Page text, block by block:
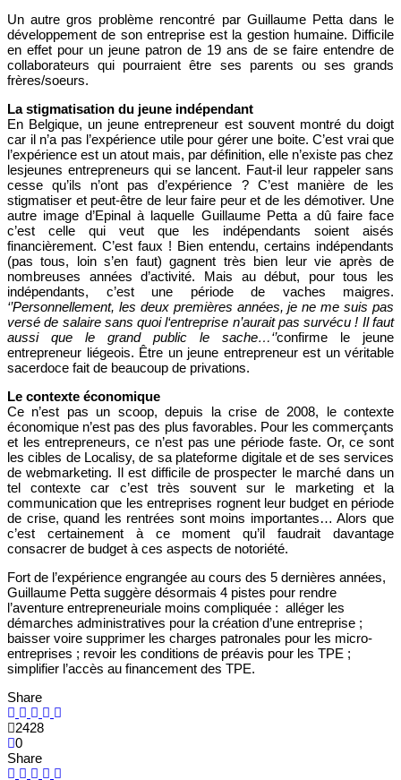
Un autre gros problème rencontré par Guillaume Petta dans le
développement de son entreprise est la gestion humaine. Difficile
en effet pour un jeune patron de 19 ans de se faire entendre de
collaborateurs qui pourraient être ses parents ou ses grands
frères/soeurs.
La stigmatisation du jeune indépendant
En Belgique, un jeune entrepreneur est souvent montré du doigt
car il n’a pas l’expérience utile pour gérer une boite. C’est vrai que
l’expérience est un atout mais, par définition, elle n’existe pas chez
lesjeunes entrepreneurs qui se lancent. Faut-il leur rappeler sans
cesse qu’ils n’ont pas d’expérience ? C’est manière de les
stigmatiser et peut-être de leur faire peur et de les démotiver. Une
autre image d’Epinal à laquelle Guillaume Petta a dû faire face
c’est celle qui veut que les indépendants soient aisés
financièrement. C’est faux ! Bien entendu, certains indépendants
(pas tous, loin s’en faut) gagnent très bien leur vie après de
nombreuses années d’activité. Mais au début, pour tous les
indépendants, c’est une période de vaches maigres.
‘’Personnellement, les deux premières années, je ne me suis pas
versé de salaire sans quoi l‘entreprise n’aurait pas survécu ! Il faut
aussi que le grand public le sache…‘’confirme le jeune
entrepreneur liégeois. Être un jeune entrepreneur est un véritable
sacerdoce fait de beaucoup de privations.
Le contexte économique
Ce n’est pas un scoop, depuis la crise de 2008, le contexte
économique n’est pas des plus favorables. Pour les commerçants
et les entrepreneurs, ce n’est pas une période faste. Or, ce sont
les cibles de Localisy, de sa plateforme digitale et de ses services
de webmarketing. Il est difficile de prospecter le marché dans un
tel contexte car c’est très souvent sur le marketing et la
communication que les entreprises rognent leur budget en période
de crise, quand les rentrées sont moins importantes… Alors que
c’est certainement à ce moment qu’il faudrait davantage
consacrer de budget à ces aspects de notoriété.
Fort de l’expérience engrangée au cours des 5 dernières années,
Guillaume Petta suggère désormais 4 pistes pour rendre
l’aventure entrepreneuriale moins compliquée : alléger les
démarches administratives pour la création d’une entreprise ;
baisser voire supprimer les charges patronales pour les micro-
entreprises ; revoir les conditions de préavis pour les TPE ;
simplifier l’accès au financement des TPE.
Share
2428
0
Share